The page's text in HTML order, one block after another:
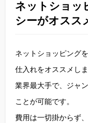
ネットショッ
シーがオスス
ネットショッピング
仕入れをオススメしま
業界最大手で、ジャ
ことが可能です。
費用は一切掛からず